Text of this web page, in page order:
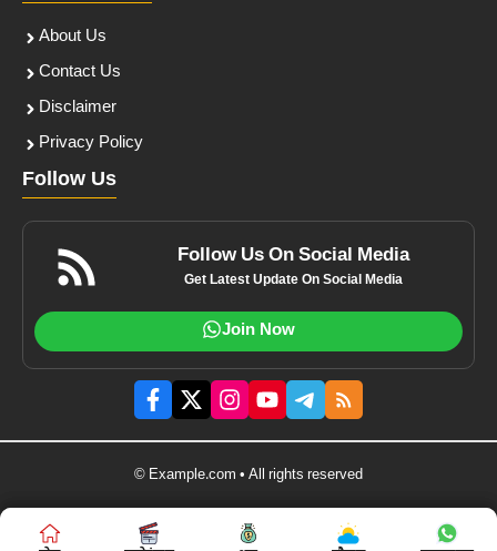
About Us
Contact Us
Disclaimer
Privacy Policy
Follow Us
Follow Us On Social Media
Get Latest Update On Social Media
Join Now
© Example.com • All rights reserved